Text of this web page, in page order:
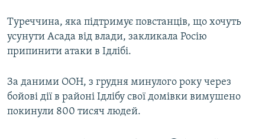
Туреччина, яка підтримує повстанців, що хочуть
усунути Асада від влади, закликала Росію
припинити атаки в Ідлібі.
За даними ООН, з грудня минулого року через
бойові дії в районі Ідлібу свої домівки вимушено
покинули 800 тисяч людей.